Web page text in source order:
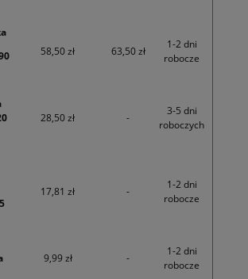
58,50 zł 63,50 zł
1-2 dni
robocze
28,50 zł -
3-5 dni
roboczych
17,81 zł -
1-2 dni
robocze
9,99 zł -
1-2 dni
robocze